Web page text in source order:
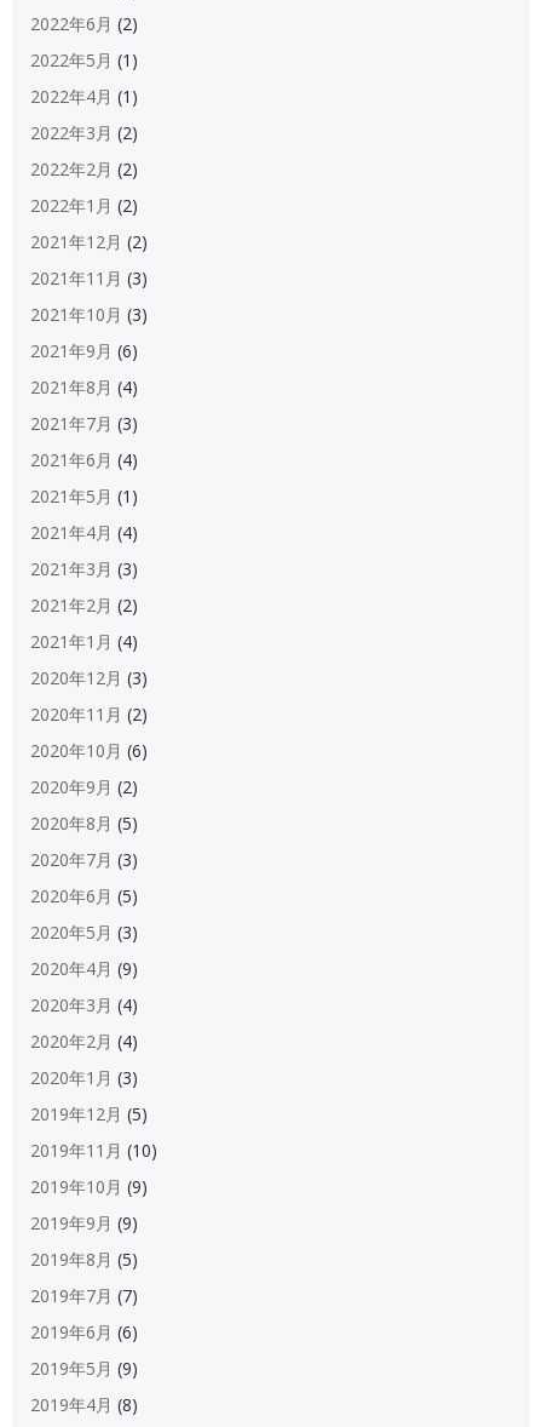
2022年6月 (2)
2022年5月 (1)
2022年4月 (1)
2022年3月 (2)
2022年2月 (2)
2022年1月 (2)
2021年12月 (2)
2021年11月 (3)
2021年10月 (3)
2021年9月 (6)
2021年8月 (4)
2021年7月 (3)
2021年6月 (4)
2021年5月 (1)
2021年4月 (4)
2021年3月 (3)
2021年2月 (2)
2021年1月 (4)
2020年12月 (3)
2020年11月 (2)
2020年10月 (6)
2020年9月 (2)
2020年8月 (5)
2020年7月 (3)
2020年6月 (5)
2020年5月 (3)
2020年4月 (9)
2020年3月 (4)
2020年2月 (4)
2020年1月 (3)
2019年12月 (5)
2019年11月 (10)
2019年10月 (9)
2019年9月 (9)
2019年8月 (5)
2019年7月 (7)
2019年6月 (6)
2019年5月 (9)
2019年4月 (8)